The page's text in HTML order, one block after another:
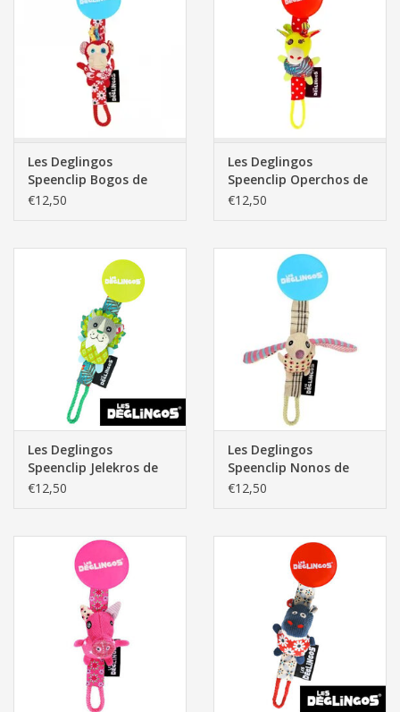
Les Deglingos
Speenclip Bogos de
Aap
€12,50
Les Deglingos
Speenclip Operchos de
Giraf
€12,50
Les Deglingos
Speenclip Jelekros de
Leeuw
€12,50
Les Deglingos
Speenclip Nonos de
Hond
€12,50